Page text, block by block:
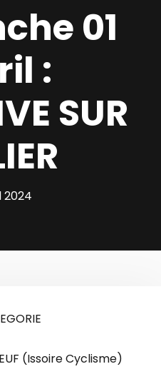
01
:
SUR
2024
(Issoire Cyclisme)